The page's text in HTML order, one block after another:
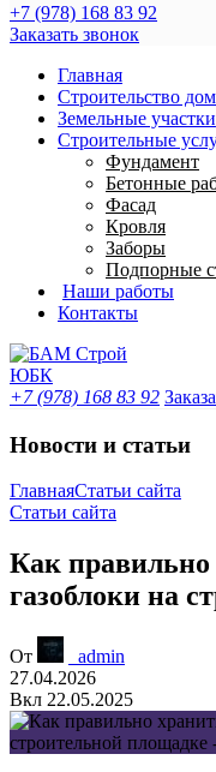
+7 (978) 168 83 92
Заказать звонок
Главная
Строительство
Земельные участки
Строительные
Фундамент
Бетонные
Фасад
Кровля
Заборы
Подпорные
Наши работы
Контакты
+7 (978) 168 83 92
Новости и статьи
ГлавнаяСтатьи сайта
Статьи сайта
Как
газоблоки на
От
_admin
27.04.2026
Вкл 22.05.2025